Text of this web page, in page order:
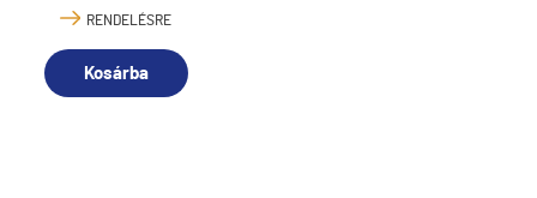
RENDELÉSRE
Kosárba